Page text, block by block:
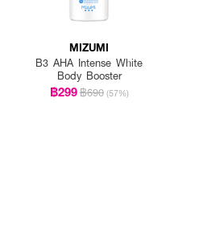
MIZUMI
B3 AHA Intense White
Body Booster
฿299฿690 (57%)